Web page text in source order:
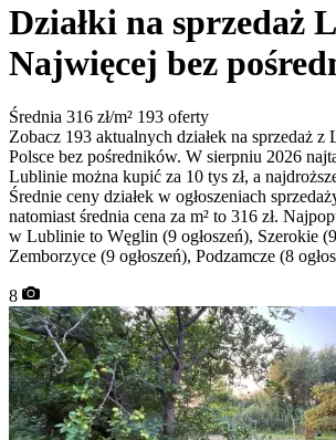
Działki na sprzedaż
Najwięcej bez
Średnia 316 zł/m² 193 oferty
Zobacz 193 aktualnych działek na sprzedaż
Polsce bez pośredników. W sierpniu 2026
Lublinie można kupić za 10 tys zł, a
Średnie ceny działek w ogłoszeniach
natomiast średnia cena za m² to 316 zł.
w Lublinie to Węglin (9 ogłoszeń), Szerokie (9
Zemborzyce (9 ogłoszeń), Podzamcze (8
8